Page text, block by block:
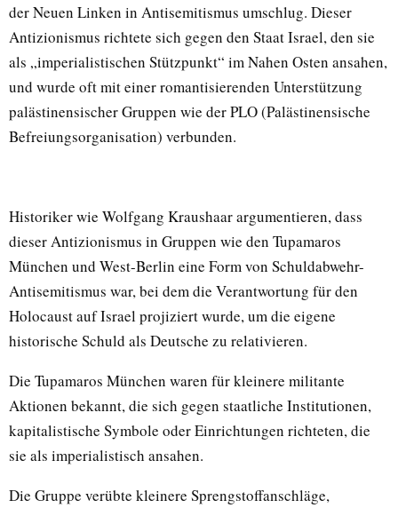
der Neuen Linken in Antisemitismus umschlug. Dieser
Antizionismus richtete sich gegen den Staat Israel, den sie
als „imperialistischen Stützpunkt“ im Nahen Osten ansahen,
und wurde oft mit einer romantisierenden Unterstützung
palästinensischer Gruppen wie der PLO (Palästinensische
Befreiungsorganisation) verbunden.
Historiker wie Wolfgang Kraushaar argumentieren, dass
dieser Antizionismus in Gruppen wie den Tupamaros
München und West-Berlin eine Form von Schuldabwehr-
Antisemitismus war, bei dem die Verantwortung für den
Holocaust auf Israel projiziert wurde, um die eigene
historische Schuld als Deutsche zu relativieren.
Die Tupamaros München waren für kleinere militante
Aktionen bekannt, die sich gegen staatliche Institutionen,
kapitalistische Symbole oder Einrichtungen richteten, die
sie als imperialistisch ansahen.
Die Gruppe verübte kleinere Sprengstoffanschläge,